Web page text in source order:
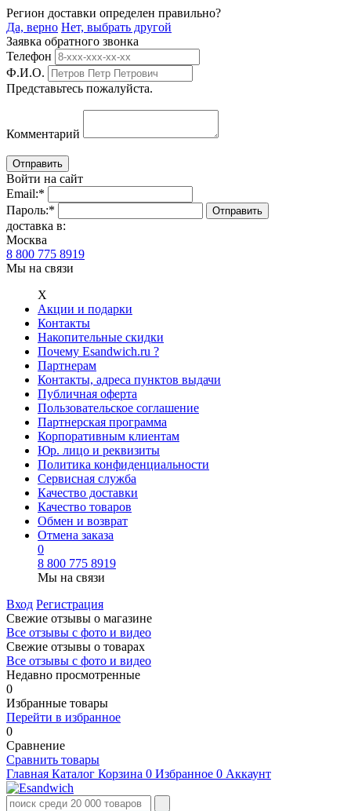
Регион доставки определен правильно?
Да, верно Нет, выбрать другой
Заявка обратного звонка
Телефон
Ф.И.О.
Представьтесь пожалуйста.
Комментарий
Войти на сайт
Email:*
Пароль:*
доставка в:
Москва
8 800 775 8919
Мы на связи
Х
Акции и подарки
Контакты
Накопительные скидки
Почему Esandwich.ru ?
Партнерам
Контакты, адреса пунктов выдачи
Публичная оферта
Пользовательское соглашение
Партнерская программа
Корпоративным клиентам
Юр. лицо и реквизиты
Политика конфиденциальности
Сервисная служба
Качество доставки
Качество товаров
Обмен и возврат
Отмена заказа
0
8 800 775 8919
Мы на связи
Вход Регистрация
Свежие отзывы о магазине
Все отзывы с фото и видео
Свежие отзывы о товарах
Все отзывы c фото и видео
Недавно просмотренные
0
Избранные товары
Перейти в избранное
0
Сравнение
Сравнить товары
Главная Каталог Корзина 0 Избранное 0 Аккаунт